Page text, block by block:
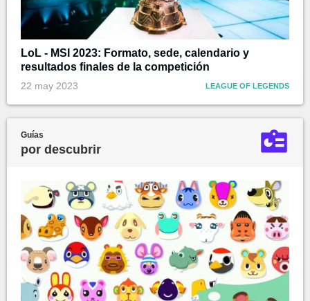
LoL - MSI 2023: Formato, sede, calendario y
resultados finales de la competición
22 may 2023 LEAGUE OF LEGENDS
Guías
por descubrir